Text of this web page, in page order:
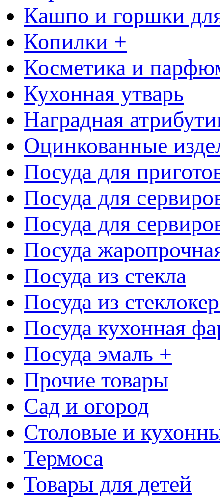
Кашпо и горшки
Копилки +
Косметика и
Кухонная утварь
Наградная
Оцинкованные
Посуда для
Посуда для
Посуда для
Посуда
Посуда из стекла
Посуда из
Посуда кухонная
Посуда эмаль +
Прочие товары
Сад и огород
Столовые и
Термоса
Товары для детей